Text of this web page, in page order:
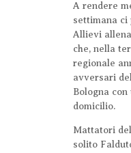
A rendere
settimana ci
Allievi
che, nella
regionale
avversari
Bologna
domicilio.
Mattatori
solito